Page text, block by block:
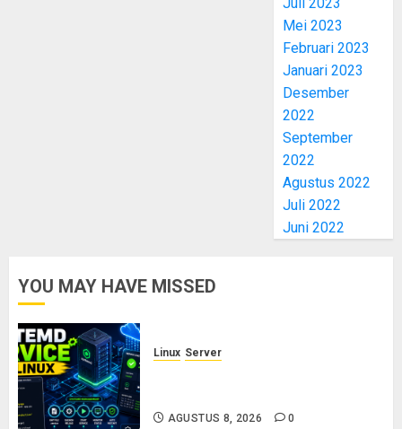
Mei 2023
Februari 2023
Januari 2023
Desember
2022
September
2022
Agustus 2022
Juli 2022
Juni 2022
YOU MAY HAVE MISSED
Linux Server
AGUSTUS 8, 2026 0